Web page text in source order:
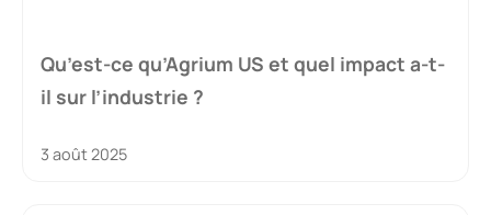
Qu’est-ce qu’Agrium US et quel impact a-t-
il sur l’industrie ?
3 août 2025